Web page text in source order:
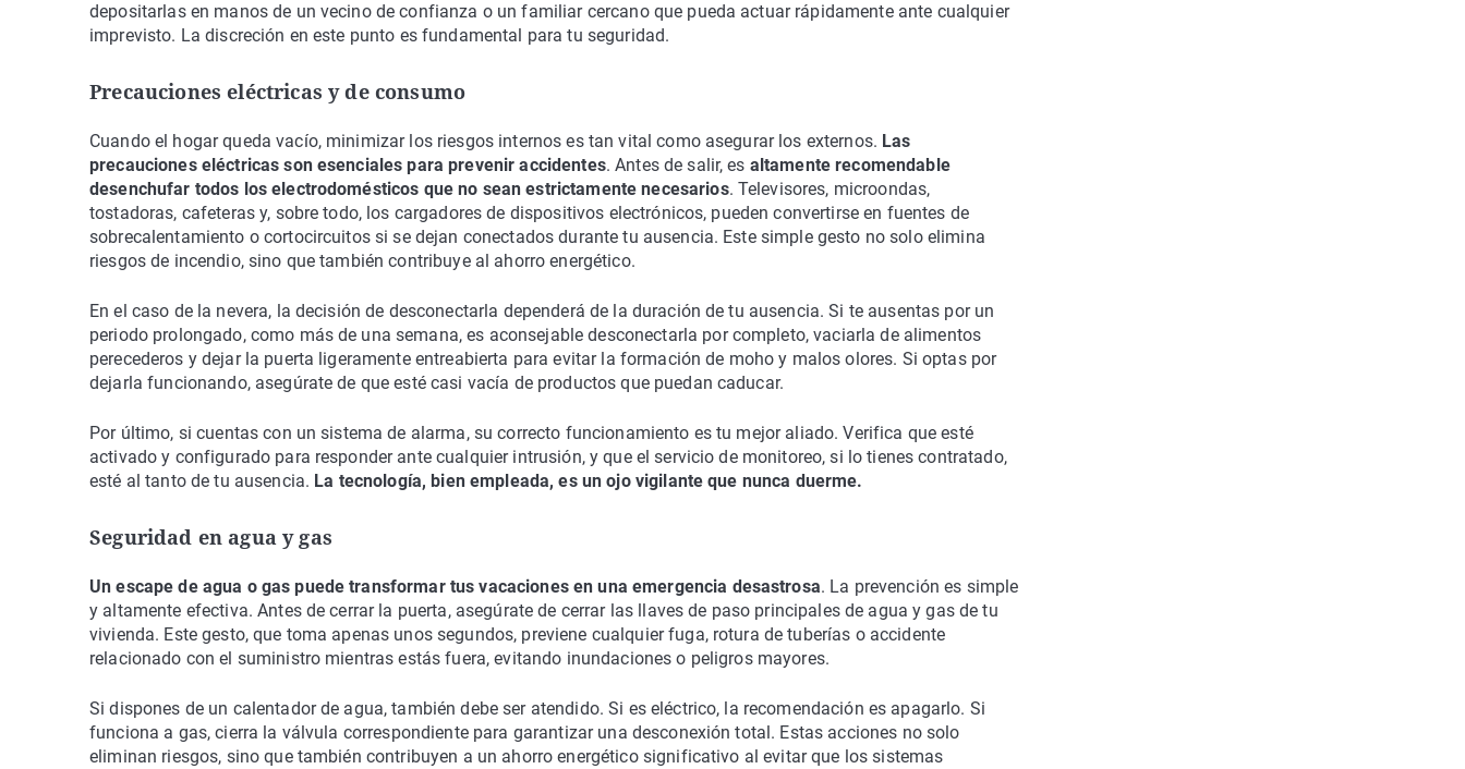
depositarlas en manos de un vecino de confianza o un familiar cercano que pueda actuar rápidamente ante cualquier
imprevisto. La discreción en este punto es fundamental para tu seguridad.
Precauciones eléctricas y de consumo
Cuando el hogar queda vacío, minimizar los riesgos internos es tan vital como asegurar los externos. Las
precauciones eléctricas son esenciales para prevenir accidentes. Antes de salir, es altamente recomendable
desenchufar todos los electrodomésticos que no sean estrictamente necesarios. Televisores, microondas,
tostadoras, cafeteras y, sobre todo, los cargadores de dispositivos electrónicos, pueden convertirse en fuentes de
sobrecalentamiento o cortocircuitos si se dejan conectados durante tu ausencia. Este simple gesto no solo elimina
riesgos de incendio, sino que también contribuye al ahorro energético.
En el caso de la nevera, la decisión de desconectarla dependerá de la duración de tu ausencia. Si te ausentas por un
periodo prolongado, como más de una semana, es aconsejable desconectarla por completo, vaciarla de alimentos
perecederos y dejar la puerta ligeramente entreabierta para evitar la formación de moho y malos olores. Si optas por
dejarla funcionando, asegúrate de que esté casi vacía de productos que puedan caducar.
Por último, si cuentas con un sistema de alarma, su correcto funcionamiento es tu mejor aliado. Verifica que esté
activado y configurado para responder ante cualquier intrusión, y que el servicio de monitoreo, si lo tienes contratado,
esté al tanto de tu ausencia. La tecnología, bien empleada, es un ojo vigilante que nunca duerme.
Seguridad en agua y gas
Un escape de agua o gas puede transformar tus vacaciones en una emergencia desastrosa. La prevención es simple
y altamente efectiva. Antes de cerrar la puerta, asegúrate de cerrar las llaves de paso principales de agua y gas de tu
vivienda. Este gesto, que toma apenas unos segundos, previene cualquier fuga, rotura de tuberías o accidente
relacionado con el suministro mientras estás fuera, evitando inundaciones o peligros mayores.
Si dispones de un calentador de agua, también debe ser atendido. Si es eléctrico, la recomendación es apagarlo. Si
funciona a gas, cierra la válvula correspondiente para garantizar una desconexión total. Estas acciones no solo
eliminan riesgos, sino que también contribuyen a un ahorro energético significativo al evitar que los sistemas